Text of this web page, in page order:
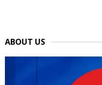
ABOUT US